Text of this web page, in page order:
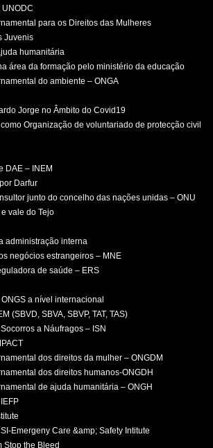
para os Direitos das Mulheres
Juvenis
humanitária
área da formação pelo ministério da educação
do ambiente – ONGA
Jorge no Âmbito do Covid19
Organização de voluntariado de protecção civil
DAE – INEM
Darfur
junto do concelho das nações unidas – ONU
vale do Tejo
administração interna
negócios estrangeiros – MNE
de saúde – ERS
a nível internacional
(SBVD, SBVA, SBVP, TAT, TAS)
a Náufragos – ISN
dos direitos da mulher – ONGDM
dos direitos humanos-ONGDH
de ajuda humanitária – ONGH
Emergeny Care &amp; Safety Intitute
Stop the Bleed